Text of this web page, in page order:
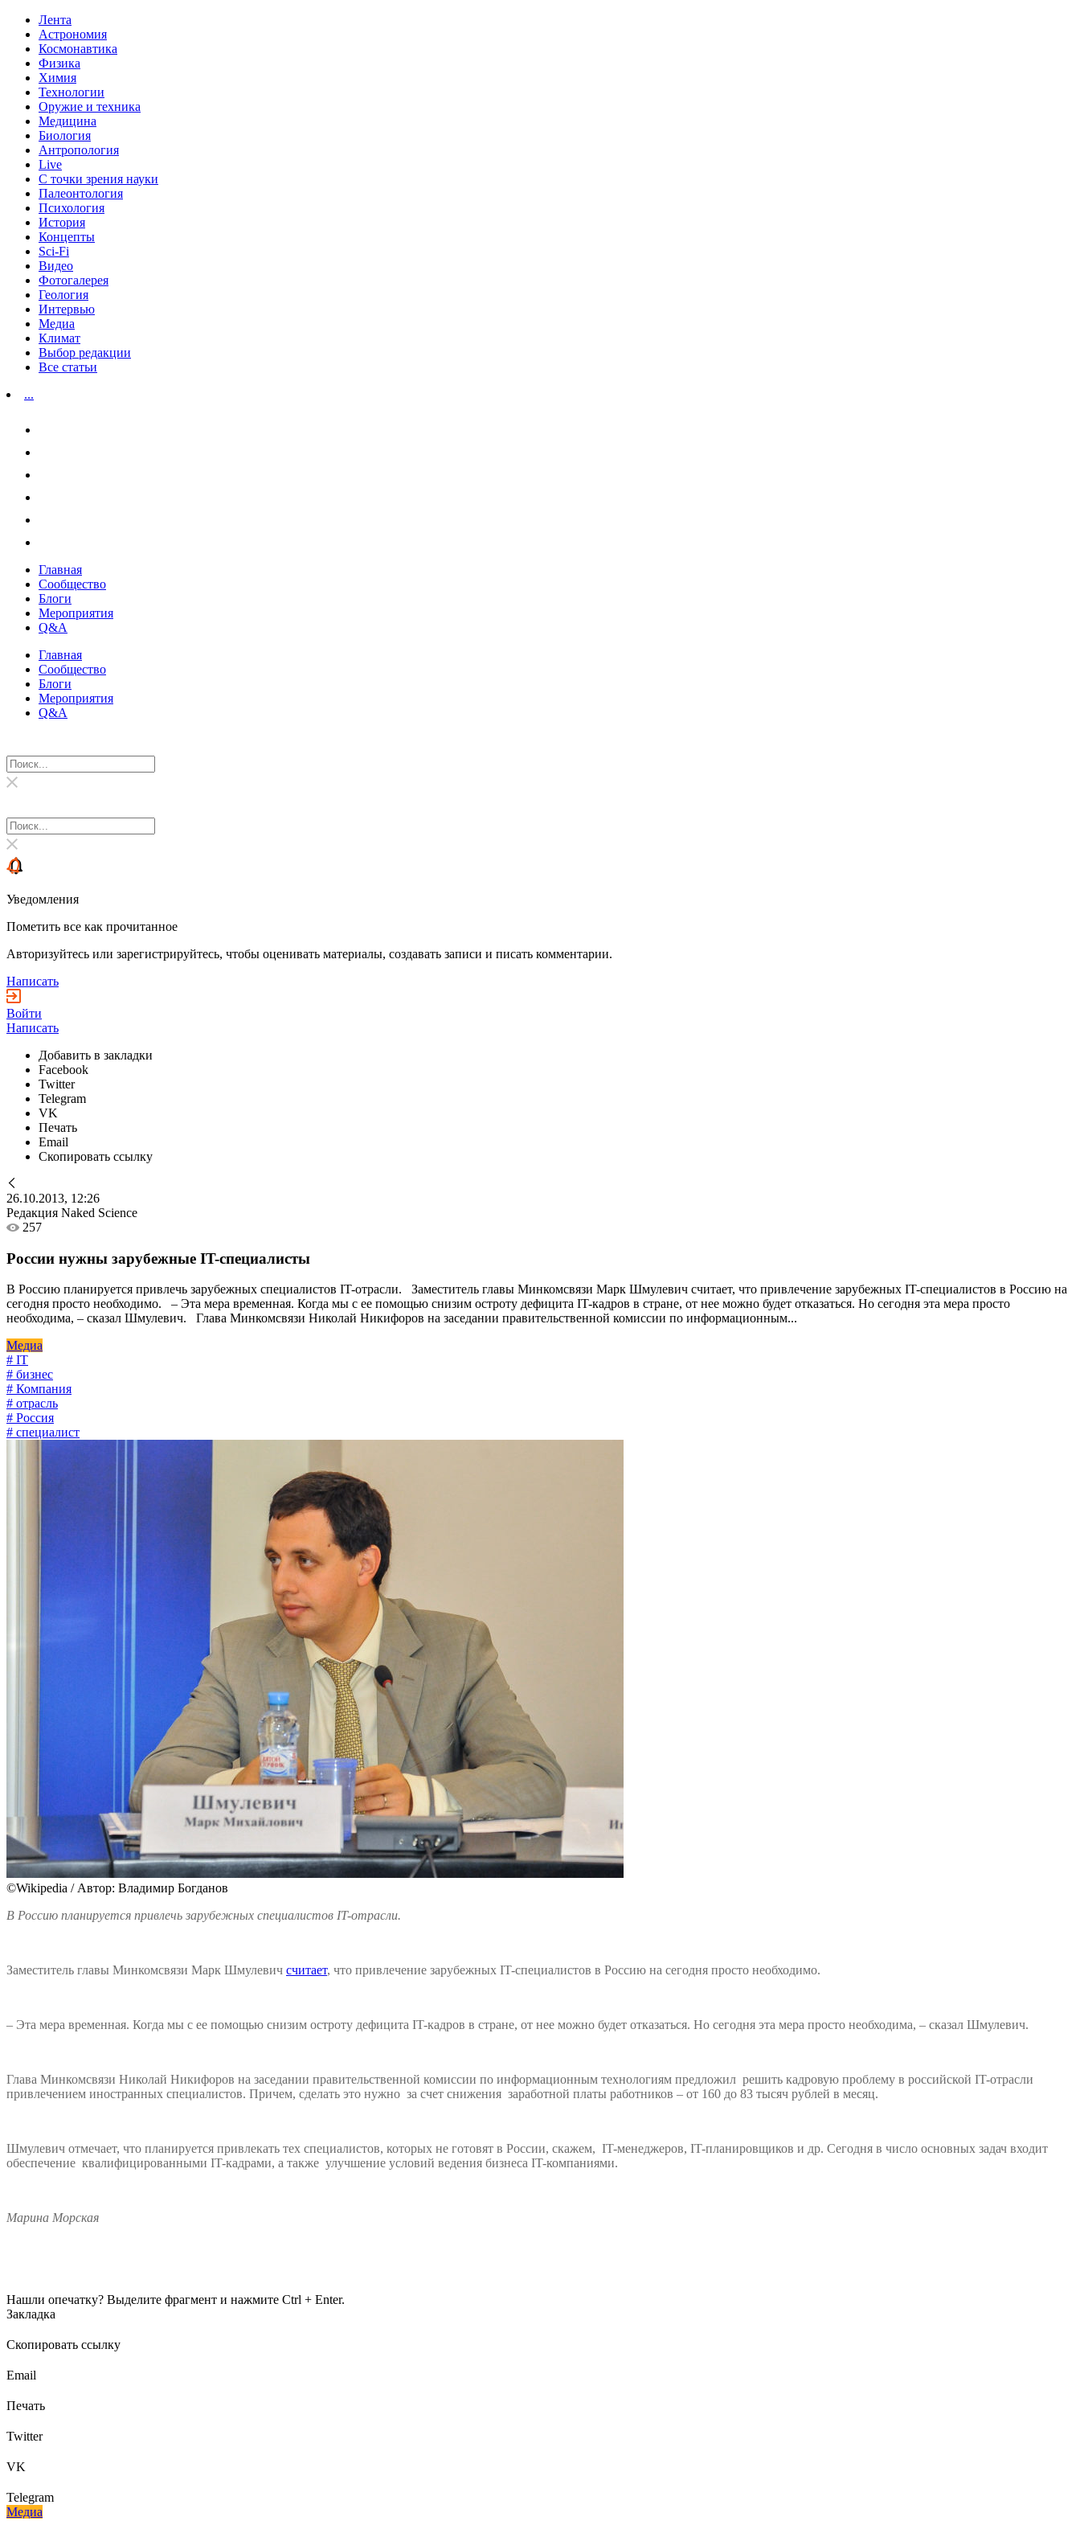
Лента
Астрономия
Космонавтика
Физика
Химия
Технологии
Оружие и техника
Медицина
Биология
Антропология
Live
С точки зрения науки
Палеонтология
Психология
История
Концепты
Sci-Fi
Видео
Фотогалерея
Геология
Интервью
Медиа
Климат
Выбор редакции
Все статьи
...
Главная
Сообщество
Блоги
Мероприятия
Q&A
Главная
Сообщество
Блоги
Мероприятия
Q&A
Уведомления
Пометить все как прочитанное
Авторизуйтесь или зарегистрируйтесь, чтобы оценивать материалы, создавать записи и писать комментарии.
Написать
Войти
Написать
Добавить в закладки
Facebook
Twitter
Telegram
VK
Печать
Email
Скопировать ссылку
26.10.2013, 12:26
Редакция Naked Science
257
России нужны зарубежные IT-специалисты
В Россию планируется привлечь зарубежных специалистов IT-отрасли. Заместитель главы Минкомсвязи Марк Шмулевич считает, что привлечение зарубежных IT-специалистов в Россию на
сегодня просто необходимо. – Эта мера временная. Когда мы с ее помощью снизим остроту дефицита IT-кадров в стране, от нее можно будет отказаться. Но сегодня эта мера просто
необходима, – сказал Шмулевич. Глава Минкомсвязи Николай Никифоров на заседании правительственной комиссии по информационным...
Медиа
# IT
# бизнес
# Компания
# отрасль
# Россия
# специалист
©Wikipedia / Автор: Владимир Богданов
В Россию планируется привлечь зарубежных специалистов IT-отрасли.
Заместитель главы Минкомсвязи Марк Шмулевич считает, что привлечение зарубежных IT-специалистов в Россию на сегодня просто необходимо.
– Эта мера временная. Когда мы с ее помощью снизим остроту дефицита IT-кадров в стране, от нее можно будет отказаться. Но сегодня эта мера просто необходима, – сказал Шмулевич.
Глава Минкомсвязи Николай Никифоров на заседании правительственной комиссии по информационным технологиям предложил решить кадровую проблему в российской IT-отрасли
привлечением иностранных специалистов. Причем, сделать это нужно за счет снижения заработной платы работников – от 160 до 83 тысяч рублей в месяц.
Шмулевич отмечает, что планируется привлекать тех специалистов, которых не готовят в России, скажем, IT-менеджеров, IT-планировщиков и др. Сегодня в число основных задач входит
обеспечение квалифицированными IT-кадрами, а также улучшение условий ведения бизнеса IT-компаниями.
Марина Морская
Нашли опечатку? Выделите фрагмент и нажмите Ctrl + Enter.
Закладка
Скопировать ссылку
Email
Печать
Twitter
VK
Telegram
Медиа